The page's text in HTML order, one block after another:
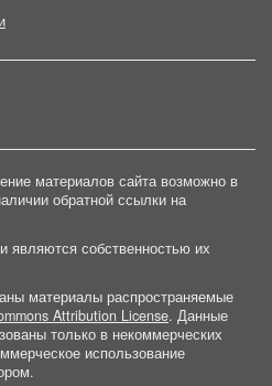
материалов сайта возможно в
обратной ссылки на
являются собственностью их
материалы распространяемые
Attribution License. Данные
только в некоммерческих
использование